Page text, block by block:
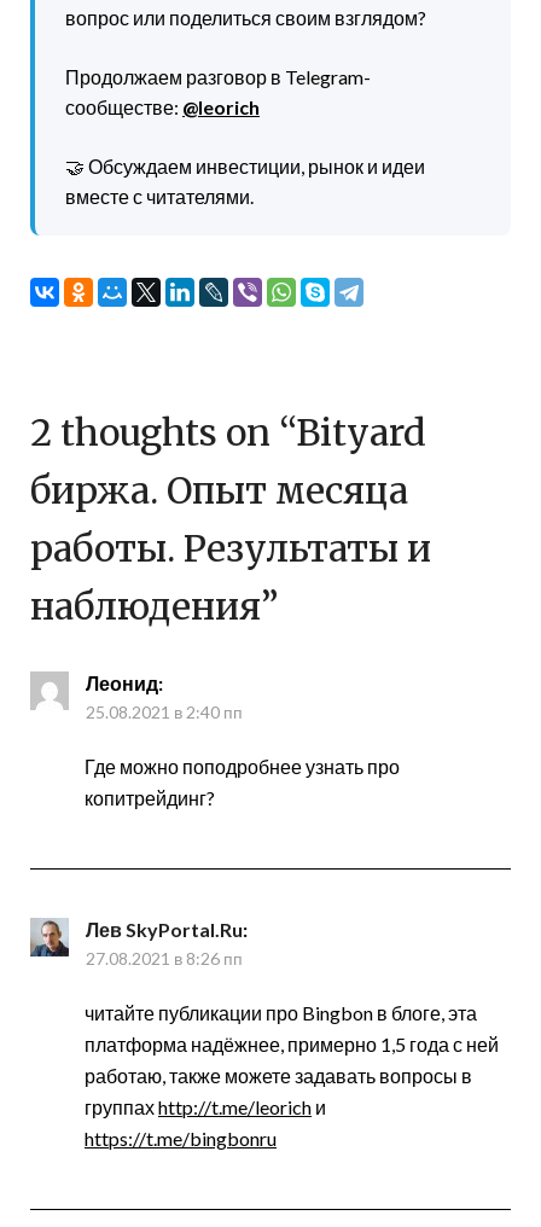
вопрос или поделиться своим взглядом?
Продолжаем разговор в Telegram-
сообществе: @leorich
🤝 Обсуждаем инвестиции, рынок и идеи
вместе с читателями.
2 thoughts on “Bityard
биржа. Опыт месяца
работы. Результаты и
наблюдения”
Леонид:
25.08.2021 в 2:40 пп
Где можно поподробнее узнать про
копитрейдинг?
Лев SkyPortal.Ru:
27.08.2021 в 8:26 пп
читайте публикации про Bingbon в блоге, эта
платформа надёжнее, примерно 1,5 года с ней
работаю, также можете задавать вопросы в
группахhttp://t.me/leorich и
https://t.me/bingbonru